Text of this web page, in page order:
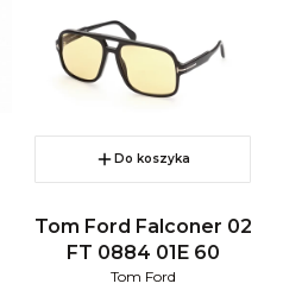
Do koszyka
Tom Ford Falconer 02
FT 0884 01E 60
Tom Ford